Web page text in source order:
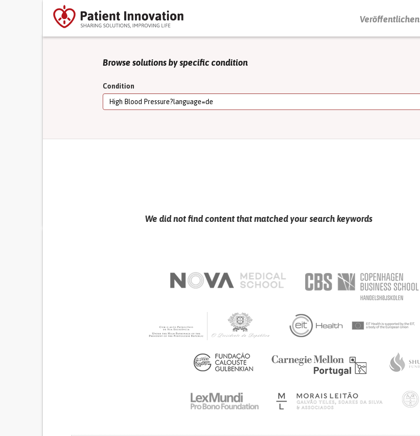
Veröffentlichen
DRÜCKEN SIE AUF ENTER UM DIE SUCHE ZU STARTEN
Browse solutions by specific condition
Condition
We did not find content that matched your search keywords